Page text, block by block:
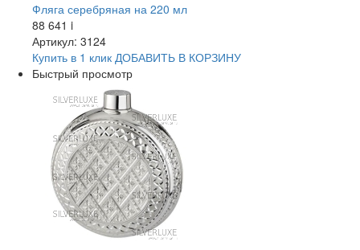
Фляга серебряная на 220 мл
88 641 i
Артикул: 3124
Купить в 1 клик ДОБАВИТЬ В КОРЗИНУ
Быстрый просмотр